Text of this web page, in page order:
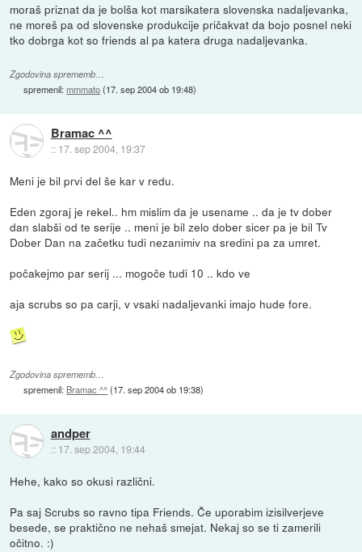
moraš priznat da je bolša kot marsikatera slovenska nadaljevanka,
ne moreš pa od slovenske produkcije pričakvat da bojo posnel neki
tko dobrga kot so friends al pa katera druga nadaljevanka.
Zgodovina sprememb…
spremenil:mmmato(17. sep 2004 ob 19:48)
Bramac ^^
:: 17. sep 2004, 19:37
Meni je bil prvi del še kar v redu.
Eden zgoraj je rekel.. hm mislim da je usename .. da je tv dober
dan slabši od te serije .. meni je bil zelo dober sicer pa je bil Tv
Dober Dan na začetku tudi nezanimiv na sredini pa za umret.
počakejmo par serij ... mogoče tudi 10 .. kdo ve
aja scrubs so pa carji, v vsaki nadaljevanki imajo hude fore.
Zgodovina sprememb…
spremenil: Bramac ^^(17. sep 2004 ob 19:38)
andper
:: 17. sep 2004, 19:44
Hehe, kako so okusi različni.
Pa saj Scrubs so ravno tipa Friends. Če uporabim izisilverjeve
besede, se praktično ne nehaš smejat. Nekaj so se ti zamerili
očitno. :)